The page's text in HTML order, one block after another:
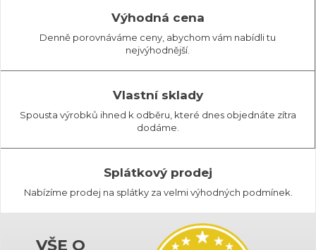
Výhodná cena
Denně porovnáváme ceny, abychom vám nabídli tu
nejvýhodnější.
Vlastní sklady
Spousta výrobků ihned k odběru, které dnes objednáte zítra
dodáme.
Splátkový prodej
Nabízíme prodej na splátky za velmi výhodných podmínek.
VŠE O